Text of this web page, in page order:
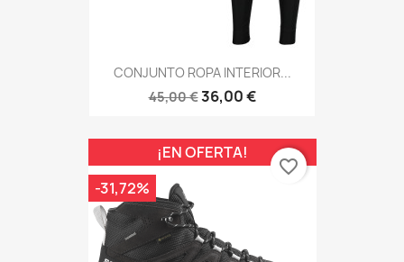
CONJUNTO ROPA INTERIOR...
45,00 €36,00 €
¡EN OFERTA!
-31,72%
favorite_border